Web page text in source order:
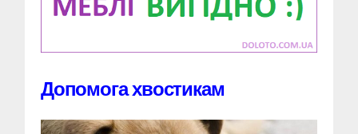
Допомога хвостикам